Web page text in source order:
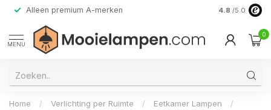
Gratis verzending vanaf € 50,- (NL/BE) 30 dagen
4.8 /5.0
MENU
0
Home / Verlichting per Ruimte / Eetkamer Lampen
/